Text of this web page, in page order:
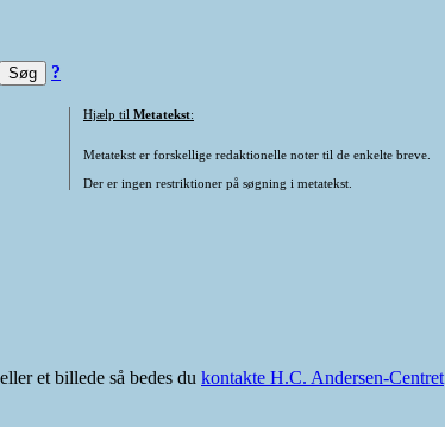
?
Hjælp til Metatekst:
Metatekst er forskellige redaktionelle noter til de enkelte breve.
Der er ingen restriktioner på søgning i metatekst.
et billede så bedes du kontakte H.C. Andersen-Centret